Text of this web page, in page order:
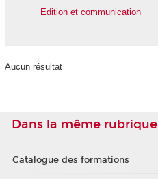
Edition et communication
Aucun résultat
Dans la même rubrique
Catalogue des formations